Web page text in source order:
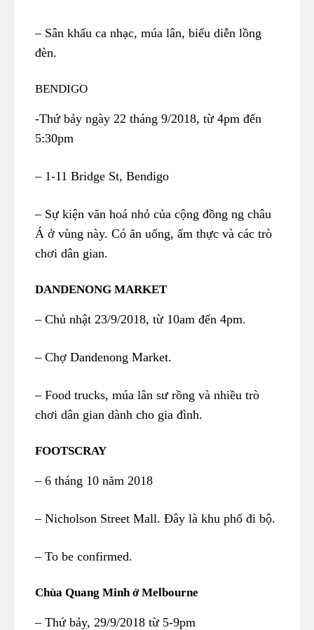
– Sân khấu ca nhạc, múa lân, biểu diễn lồng
đèn.
BENDIGO
-Thứ bảy ngày 22 tháng 9/2018, từ 4pm đến
5:30pm
– 1-11 Bridge St, Bendigo
– Sự kiện văn hoá nhỏ của cộng đồng ng châu
Á ở vùng này. Có ăn uống, ẩm thực và các trò
chơi dân gian.
DANDENONG MARKET
– Chủ nhật 23/9/2018, từ 10am đến 4pm.
– Chợ Dandenong Market.
– Food trucks, múa lân sư rồng và nhiều trò
chơi dân gian dành cho gia đình.
FOOTSCRAY
– 6 tháng 10 năm 2018
– Nicholson Street Mall. Đây là khu phố đi bộ.
– To be confirmed.
Chùa Quang Minh ở Melbourne
– Thứ bảy, 29/9/2018 từ 5-9pm